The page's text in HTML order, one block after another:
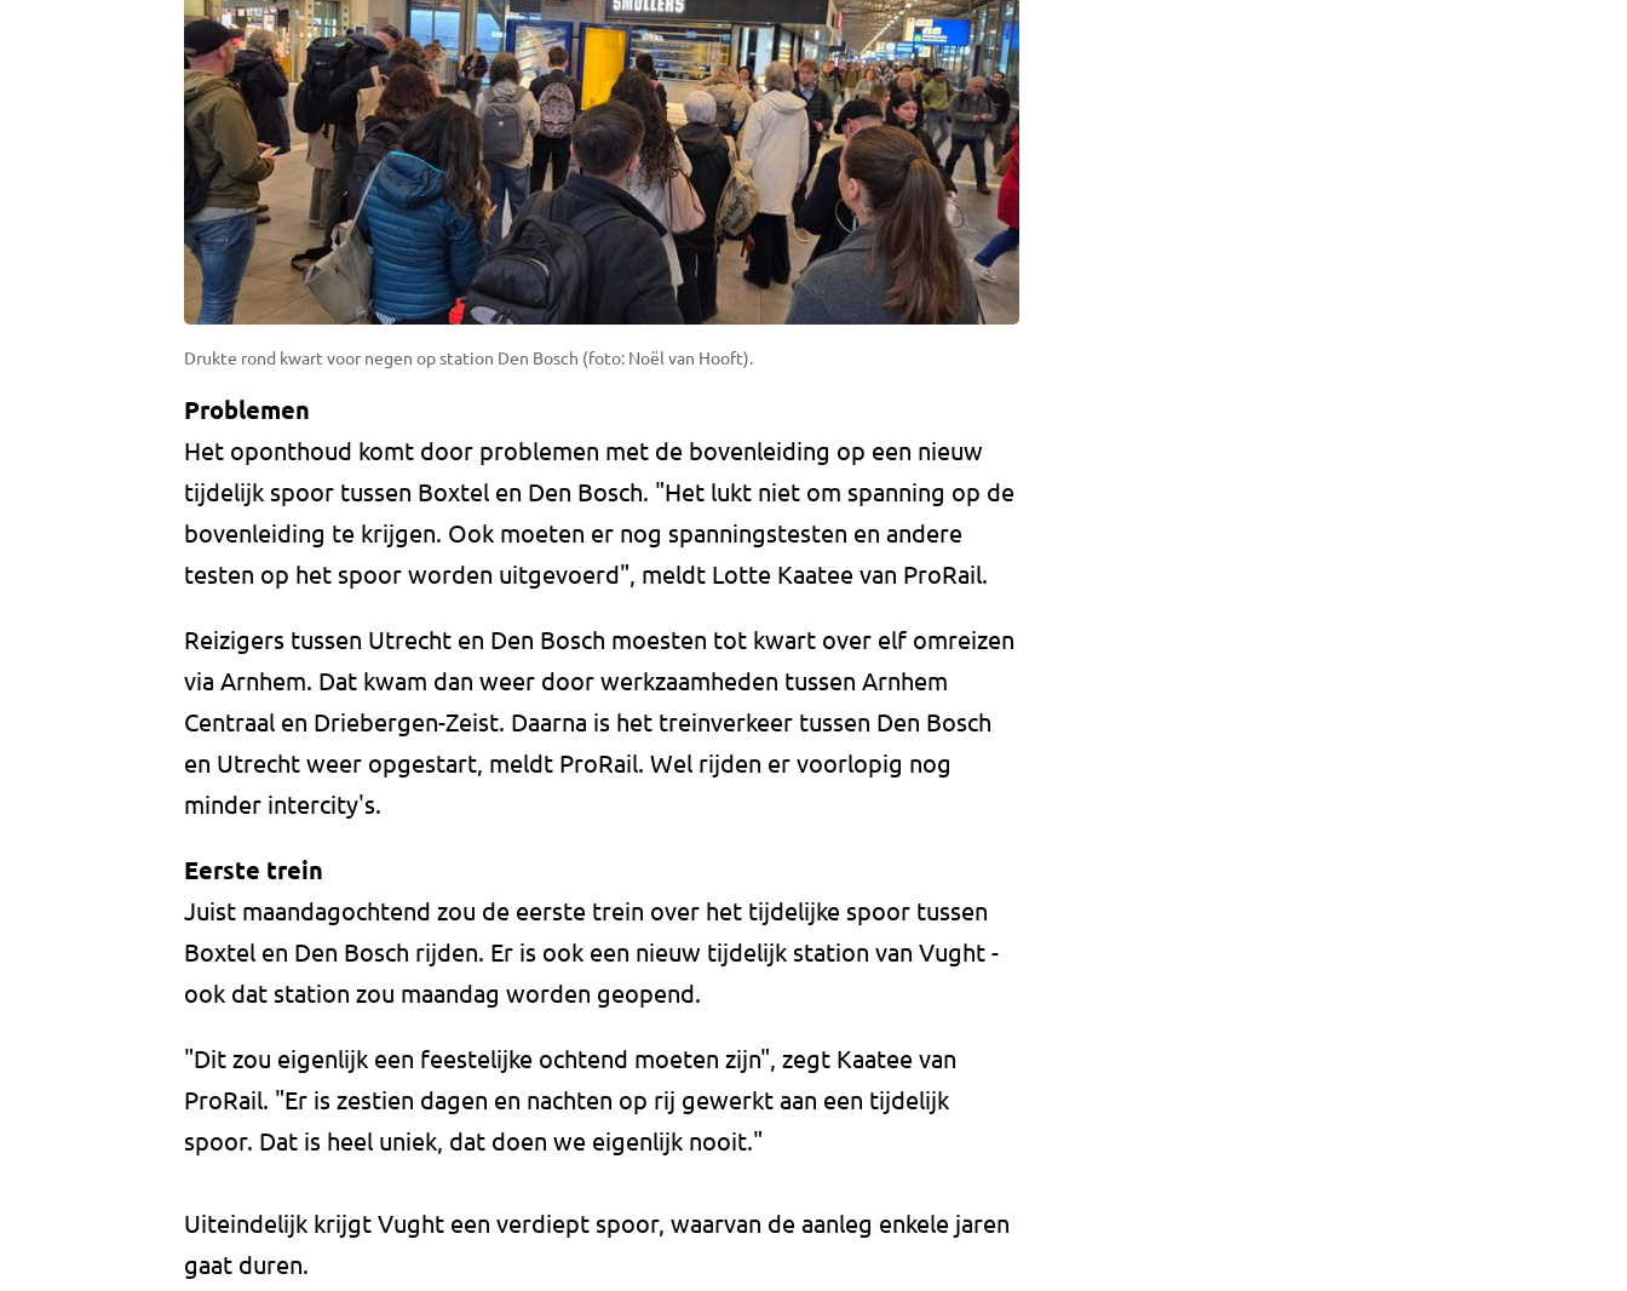
Drukte rond kwart voor negen op station Den Bosch (foto: Noël van Hooft).
Problemen
Het oponthoud komt door problemen met de bovenleiding op een nieuw
tijdelijk spoor tussen Boxtel en Den Bosch. "Het lukt niet om spanning op de
bovenleiding te krijgen. Ook moeten er nog spanningstesten en andere
testen op het spoor worden uitgevoerd", meldt Lotte Kaatee van ProRail.
Reizigers tussen Utrecht en Den Bosch moesten tot kwart over elf omreizen
via Arnhem. Dat kwam dan weer door werkzaamheden tussen Arnhem
Centraal en Driebergen-Zeist. Daarna is het treinverkeer tussen Den Bosch
en Utrecht weer opgestart, meldt ProRail. Wel rijden er voorlopig nog
minder intercity's.
Eerste trein
Juist maandagochtend zou de eerste trein over het tijdelijke spoor tussen
Boxtel en Den Bosch rijden. Er is ook een nieuw tijdelijk station van Vught -
ook dat station zou maandag worden geopend.
"Dit zou eigenlijk een feestelijke ochtend moeten zijn", zegt Kaatee van
ProRail. "Er is zestien dagen en nachten op rij gewerkt aan een tijdelijk
spoor. Dat is heel uniek, dat doen we eigenlijk nooit."
Uiteindelijk krijgt Vught een verdiept spoor, waarvan de aanleg enkele jaren
gaat duren.